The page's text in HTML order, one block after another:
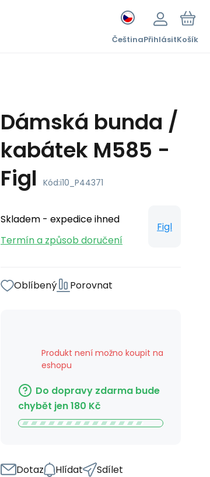
ČeštinaPřihlásitKošík
Dámská bunda /
kabátek M585 -
Figl Kód:i10_P44371
Skladem - expedice ihned
Termín a způsob doručení
Figl
Oblíbený Porovnat
Produkt není možno koupit na
eshopu
Do dopravy zdarma bude
chybět jen180 Kč
Dotaz Hlídat Sdílet